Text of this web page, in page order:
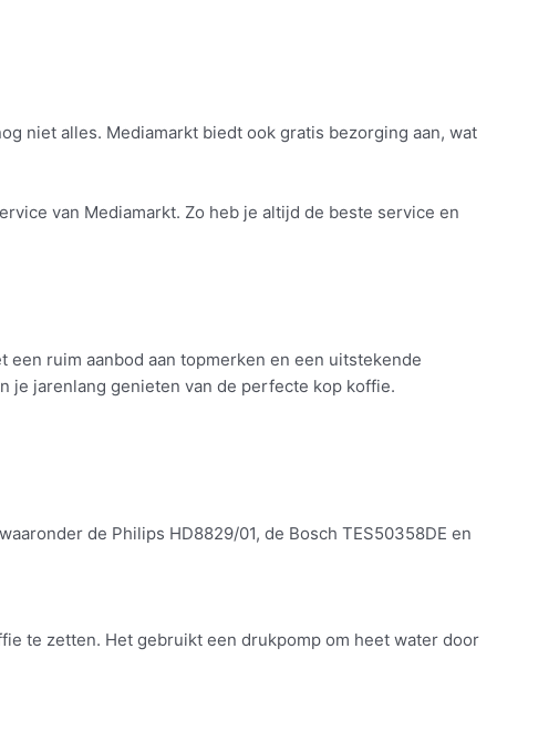
niet alles. Mediamarkt biedt ook gratis bezorging aan, wat
van Mediamarkt. Zo heb je altijd de beste service en
ruim aanbod aan topmerken en een uitstekende
je jarenlang genieten van de perfecte kop koffie.
de Philips HD8829/01, de Bosch TES50358DE en
te zetten. Het gebruikt een drukpomp om heet water door